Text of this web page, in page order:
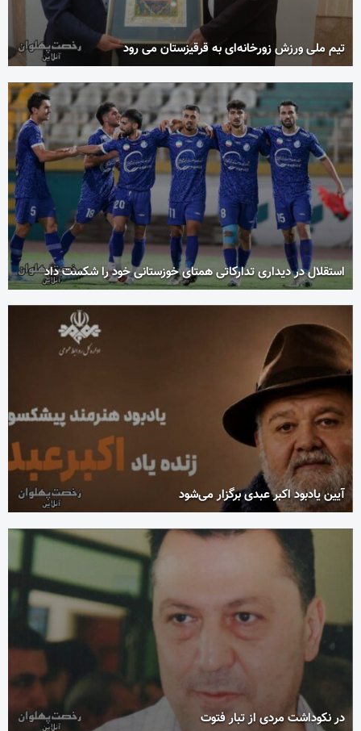
تیم ملی ورزش زورخانه‌ای به قرقیزستان می رود
استقلال در دیداری تدارکاتی همتای خوزستانی خود را شکست داد
آیین یادبود اکبر عبدی برگزار می‌شود
در نکوداشت مردی از تبار فتوت